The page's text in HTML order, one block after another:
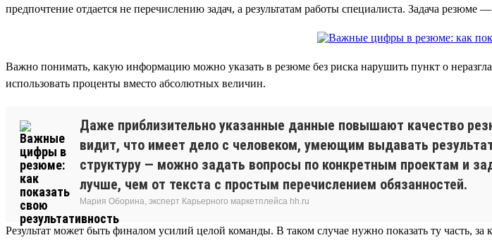
предпочтение отдается не перечислению задач, а результатам работы специалиста. Задача резюме
Важно понимать, какую информацию можно указать в резюме без риска нарушить пункт о
использовать проценты вместо абсолютных величин.
Даже приблизительно указанные данные повышают качество
видит, что имеет дело с человеком, умеющим выдавать
структуру — можно задать вопросы по конкретным проектам и
лучше, чем от текста с простым перечислением обязанностей.
Мария Оборина, эксперт Карьерного маркетплейса hh.ru
Результат может быть финалом усилий целой команды. В таком случае нужно показать ту часть,